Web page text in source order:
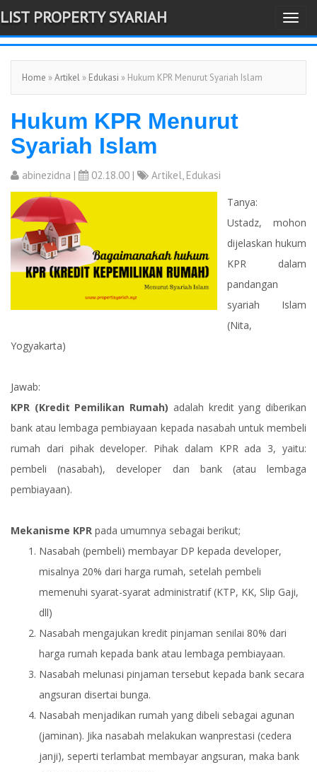
-->
T
o
g
l
t
i
n
LIST PROPERTY SYARIAH
Home »Artikel » Edukasi » Hukum KPR Menurut Syariah Islam
Hukum KPR Menurut
Syariah Islam
abinezidna | 02.18.00 | Artikel, Edukasi
Tanya:
Ustadz, mohon
dijelaskan hukum
KPR dalam
pandangan
syariah Islam
(Nita,
Yogyakarta)
Jawab:
KPR (Kredit Pemilikan Rumah) adalah kredit yang diberikan
bank atau lembaga pembiayaan kepada nasabah untuk membeli
rumah dari pihak developer. Pihak dalam KPR ada 3, yaitu:
pembeli (nasabah), developer dan bank (atau lembaga
pembiayaan).
Mekanisme KPR pada umumnya sebagai berikut;
Nasabah (pembeli) membayar DP kepada developer,
misalnya 20% dari harga rumah, setelah pembeli
memenuhi syarat-syarat administratif (KTP, KK, Slip Gaji,
dll)
Nasabah mengajukan kredit pinjaman senilai 80% dari
harga rumah kepada bank atau lembaga pembiayaan.
Nasabah melunasi pinjaman tersebut kepada bank secara
angsuran disertai bunga.
Nasabah menjadikan rumah yang dibeli sebagai agunan
(jaminan). Jika nasabah melakukan wanprestasi (cedera
janji), seperti terlambat membayar angsuran, maka bank